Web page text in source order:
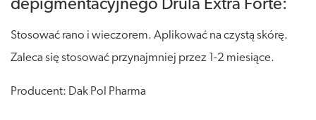
depigmentacyjnego Drula Extra Forte:
Stosować rano i wieczorem. Aplikować na czystą skórę.
Zaleca się stosować przynajmniej przez 1-2 miesiące.
Producent: Dak Pol Pharma